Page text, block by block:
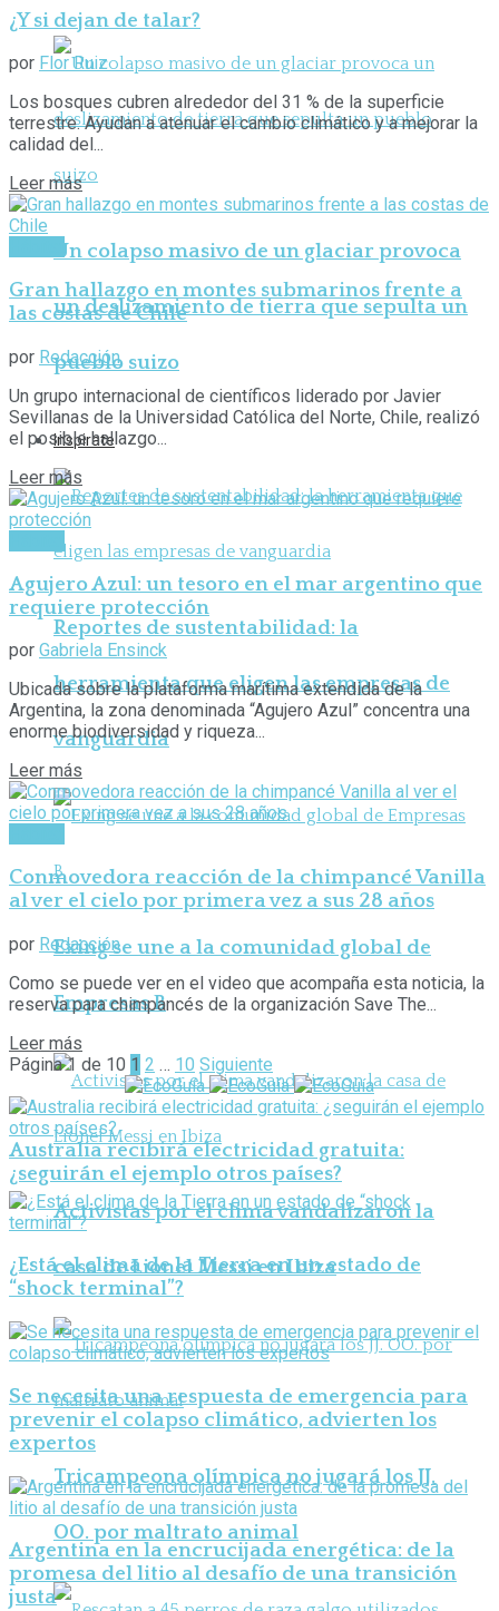
Un colapso masivo de un glaciar provoca
un deslizamiento de tierra que sepulta un
pueblo suizo
Inspirate
Reportes de sustentabilidad: la
herramienta que eligen las empresas de
vanguardia
Exing se une a la comunidad global de
Empresas B
Activistas por el clima vandalizaron la
casa de Lionel Messi en Ibiza
Tricampeona olímpica no jugará los JJ.
OO. por maltrato animal
¿Y si dejan de talar?
por Flor Ruiz
Los bosques cubren alrededor del 31 % de la superficie
terrestre. Ayudan a atenuar el cambio climático y a mejorar la
calidad del...
Leer más
Gran hallazgo en montes submarinos frente a
las costas de Chile
por Redacción
Un grupo internacional de científicos liderado por Javier
Sevillanas de la Universidad Católica del Norte, Chile, realizó
el posible hallazgo...
Leer más
Agujero Azul: un tesoro en el mar argentino que
requiere protección
por Gabriela Ensinck
Ubicada sobre la plataforma marítima extendida de la
Argentina, la zona denominada “Agujero Azul” concentra una
enorme biodiversidad y riqueza...
Leer más
Conmovedora reacción de la chimpancé Vanilla
al ver el cielo por primera vez a sus 28 años
por Redacción
Como se puede ver en el video que acompaña esta noticia, la
reserva para chimpancés de la organización Save The...
Leer más
Página 1 de 10 1 2 … 10 Siguiente
Australia recibirá electricidad gratuita:
¿seguirán el ejemplo otros países?
¿Está el clima de la Tierra en un estado de
“shock terminal”?
Se necesita una respuesta de emergencia para
prevenir el colapso climático, advierten los
expertos
Argentina en la encrucijada energética: de la
promesa del litio al desafío de una transición
justa